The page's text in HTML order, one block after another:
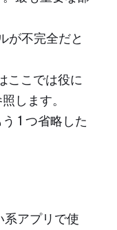
が不完全だと
ここでは役に
します。
1 つ省略した
アプリで使